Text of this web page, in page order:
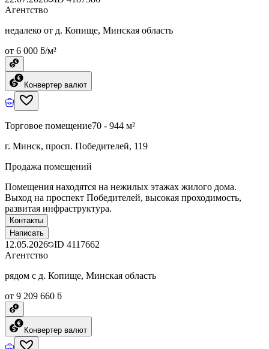
Агентство
недалеко от д. Копище, Минская область
от 6 000 ƃ/м²
Конвертер валют
Торговое помещение70 - 944 м²
г. Минск, просп. Победителей, 119
Продажа помещений
Помещения находятся на нежилых этажах жилого дома.
Выход на проспект Победителей, высокая проходимость,
развитая инфраструктура.
Контакты
Написать
12.05.2026 ID 4117662
Агентство
рядом с д. Копище, Минская область
от 9 209 660 ƃ
Конвертер валют